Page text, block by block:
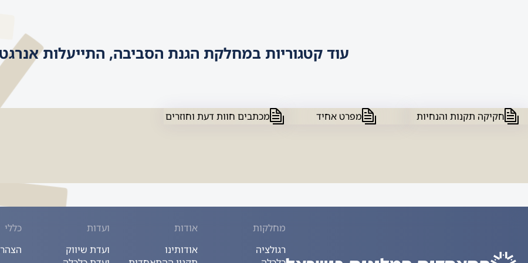
עוד קטגוריות במחלקת הגנת הסביבה, התייעלות
חקיקה תקנות והנחיות מפרט אחיד מכתבים חוות דעת וחוזרים
מחלקות
רגולציה
אודות
אודותינו
ועדות
ועדת שיווק
כללי